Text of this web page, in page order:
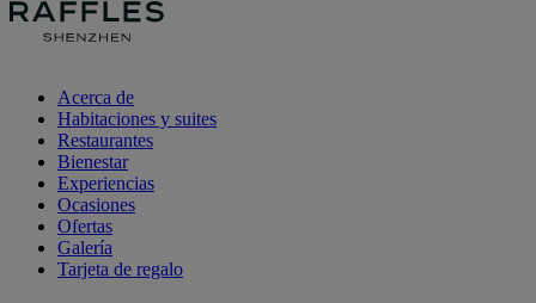
Acerca de
Habitaciones y suites
Restaurantes
Bienestar
Experiencias
Ocasiones
Ofertas
Galería
Tarjeta de regalo